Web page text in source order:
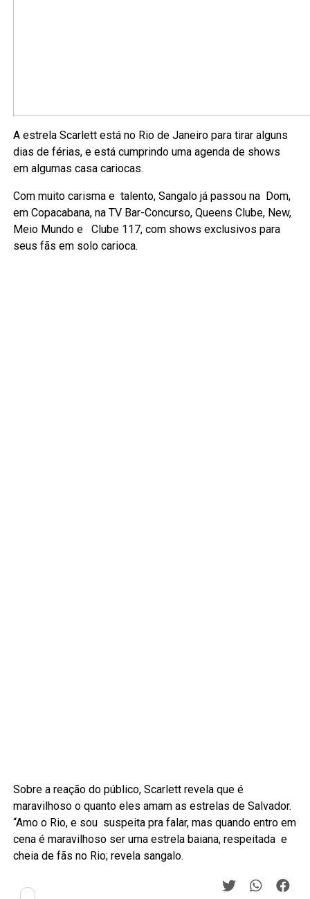
A estrela Scarlett está no Rio de Janeiro para tirar alguns
dias de férias, e está cumprindo uma agenda de shows
em algumas casa cariocas.
Com muito carisma e talento, Sangalo já passou na Dom,
em Copacabana, na TV Bar-Concurso, Queens Clube, New,
Meio Mundo e Clube 117, com shows exclusivos para
seus fãs em solo carioca.
Sobre a reação do público, Scarlett revela que é
maravilhoso o quanto eles amam as estrelas de Salvador.
“Amo o Rio, e sou suspeita pra falar, mas quando entro em
cena é maravilhoso ser uma estrela baiana, respeitada e
cheia de fãs no Rio; revela sangalo.